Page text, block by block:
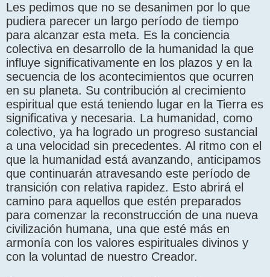
Les pedimos que no se desanimen por lo que
pudiera parecer un largo período de tiempo
para alcanzar esta meta. Es la conciencia
colectiva en desarrollo de la humanidad la que
influye significativamente en los plazos y en la
secuencia de los acontecimientos que ocurren
en su planeta. Su contribución al crecimiento
espiritual que está teniendo lugar en la Tierra es
significativa y necesaria. La humanidad, como
colectivo, ya ha logrado un progreso sustancial
a una velocidad sin precedentes. Al ritmo con el
que la humanidad está avanzando, anticipamos
que continuarán atravesando este período de
transición con relativa rapidez. Esto abrirá el
camino para aquellos que estén preparados
para comenzar la reconstrucción de una nueva
civilización humana, una que esté más en
armonía con los valores espirituales divinos y
con la voluntad de nuestro Creador.